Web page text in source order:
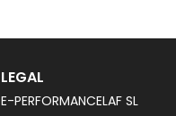
LEGAL
E-PERFORMANCELAF SL